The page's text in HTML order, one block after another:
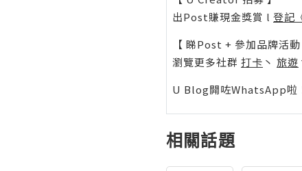
出Post賺現金獎賞 l 登記
【 睇Post + 參加品牌活動
瀏覽更多社群 打卡 丶 旅遊
U Blog開咗WhatsApp啦
相關話題